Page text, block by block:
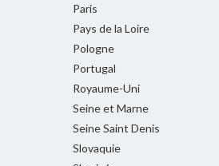
Paris
Pays de la Loire
Pologne
Portugal
Royaume-Uni
Seine et Marne
Seine Saint Denis
Slovaquie